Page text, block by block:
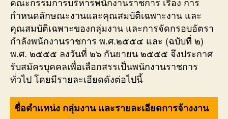
กำหนดลักษณะงานและคุณสมบัติเฉพาะงาน และ
คุณสมบัติเฉพาะของกลุ่มงาน และการจัดกรอบอัตรา
กำลังพนักงานราชการ พ.ศ.๒๕๕๔ และ (ฉบับที่ ๒)
พ.ศ. ๒๕๕๕ ลงวันที่ ๒๖ กันยายน ๒๕๕๕ จึงประกาศ
รับสมัครบุคคลเพื่อเลือกสรรเป็นพนักงานราชการ
ทั่วไป โดยมีรายละเอียดดังต่อไปนี้
ชื่อตำแหน่ง กลุ่มงาน และรายละเอียดการจ้างงาน